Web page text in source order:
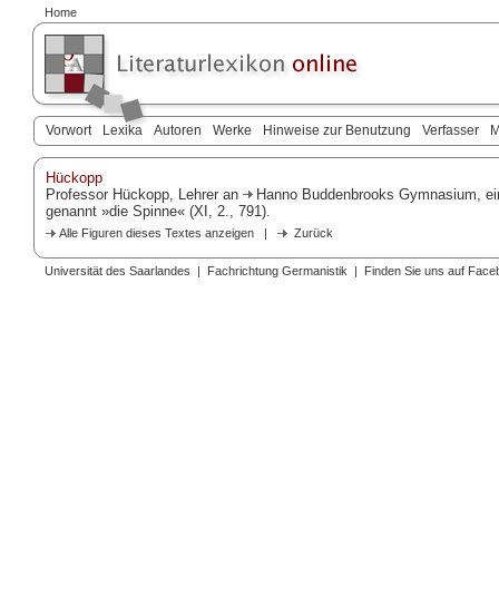
Home
Vorwort Lexika Autoren Werke Hinweise zur Benutzung Verfasser
Hückopp
Professor Hückopp, Lehrer an
Hanno Buddenbrooks Gymnasium,
genannt »die Spinne« (XI, 2., 791).
Alle Figuren dieses Textes anzeigen | Zurück
Universität des Saarlandes | Fachrichtung Germanistik | Finden Sie uns auf